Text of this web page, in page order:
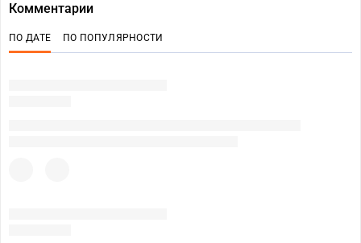
Комментарии
ПО ДАТЕ ПО ПОПУЛЯРНОСТИ